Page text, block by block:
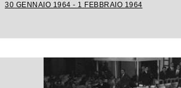
30 GENNAIO 1964 - 1 FEBBRAIO 1964